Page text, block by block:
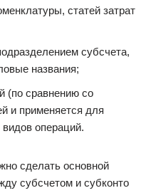
статей затрат
субсчета,
названия;
(по сравнению со
и применяется для
операций.
сделать основной
субсчетом и субконто